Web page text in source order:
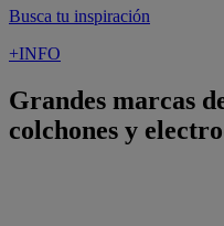
Busca tu inspiración
+INFO
Grandes marcas
colchones y